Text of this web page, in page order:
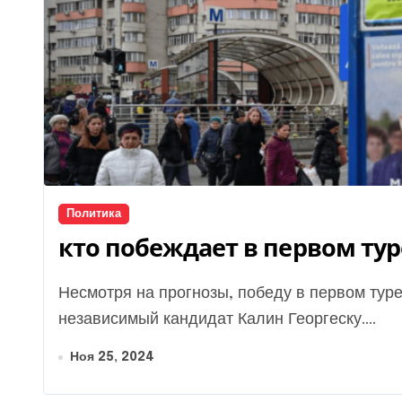
Политика
кто побеждает в первом
Несмотря на прогнозы, победу в первом туре выборов президента Румынии одержал
независимый кандидат Калин Георгеску....
Ноя 25, 2024